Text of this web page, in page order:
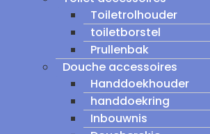
Toiletrolhouder
toiletborstel
Prullenbak
Douche accessoires
Handdoekhouder
handdoekring
Inbouwnis